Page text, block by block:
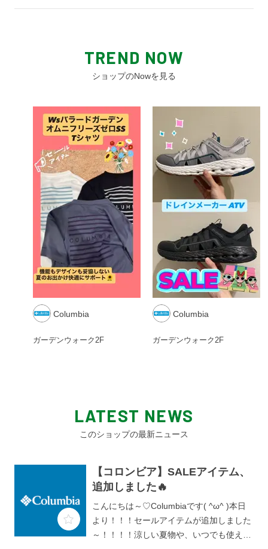
TREND NOW
ショップのNowを見る
Columbia
ガーデンウォーク 2F
Columbia
ガーデンウォーク 2F
LATEST NEWS
このショップの最新ニュース
【コロンビア】SALEアイテム、
追加しました🔥
こんにちは～♡Columbiaです( ^ω^ )本日
より！！！セールアイテムが追加しました
～！！！！涼しい夏物や、いつでも使える